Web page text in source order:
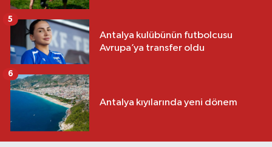
Antalya kulübünün futbolcusu
Avrupa’ya transfer oldu
5
Antalya kıyılarında yeni dönem
6